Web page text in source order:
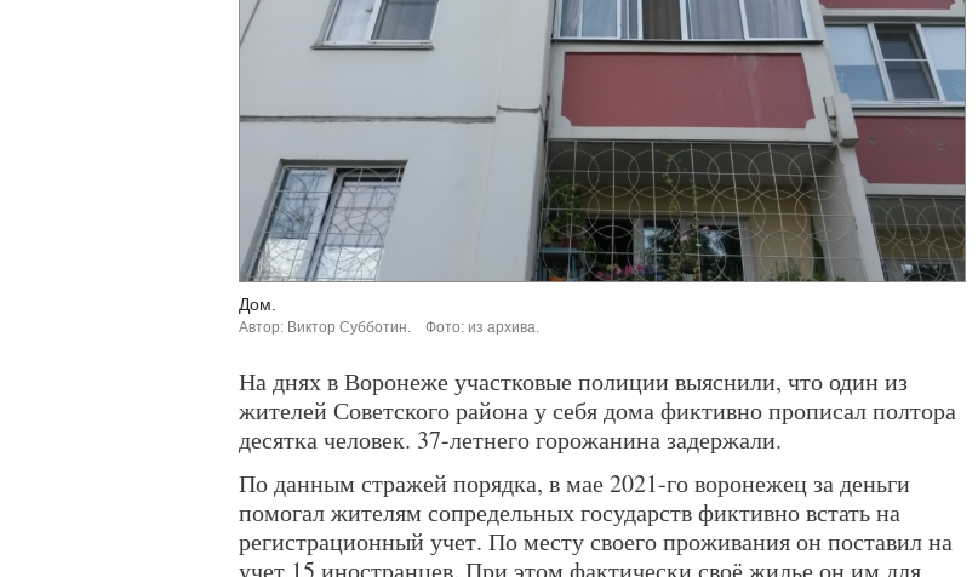
Дом.
Автор: Виктор Субботин. Фото: из архива.
На днях в Воронеже участковые полиции выяснили, что один из
жителей Советского района у себя дома фиктивно прописал полтора
десятка человек. 37-летнего горожанина задержали.
По данным стражей порядка, в мае 2021-го воронежец за деньги
помогал жителям сопредельных государств фиктивно встать на
регистрационный учет. По месту своего проживания он поставил на
учет 15 иностранцев. При этом фактически своё жилье он им для